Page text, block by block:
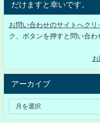
だけますと幸いです。
お問い合わせのサイトへクリ
ク、ボタンを押すと問い合わ
アーカイブ